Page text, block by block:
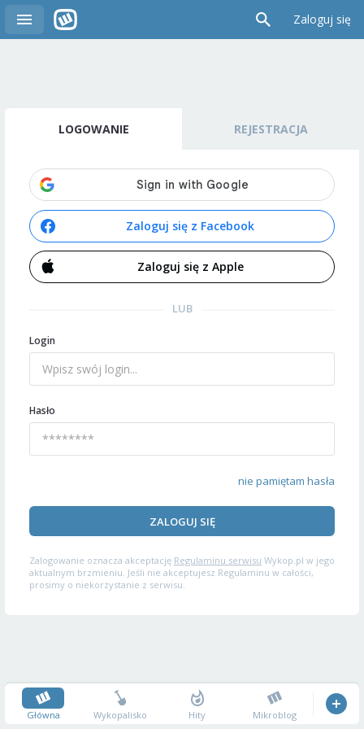
Zaloguj się
LOGOWANIE REJESTRACJA
Zaloguj się z Facebook
Zaloguj się z Apple
LUB
Login
Hasło
nie pamiętam hasła
ZALOGUJ SIĘ
Zalogowanie oznacza akceptację Regulaminu serwisu Wykop.pl w jego
aktualnym brzmieniu. Jeśli nie akceptujesz Regulaminu w całości,
prosimy o niekorzystanie z serwisu.
Główna Wykopalisko Hity Mikroblog